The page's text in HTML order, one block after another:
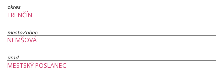
okres
TRENČÍN
mesto/obec
NEMŠOVÁ
úrad
MESTSKÝ POSLANEC